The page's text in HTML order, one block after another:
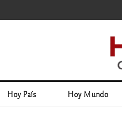
Hoy País Hoy Mundo